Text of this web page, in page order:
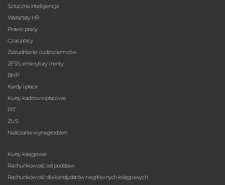
Sztuczna inteligencja
Warsztaty HR
Prawo pracy
Czas pracy
Zatrudnianie cudzoziemców
ZFŚS, emerytury i renty
BHP
Kardy i płace
Kursy kadrowo-płacowe
PIT
ZUS
Naliczanie wynagrodzeń
Kursy księgowe
Rachunkowość od podstaw
Rachunkowość dla kandydatów na głównych księgowych